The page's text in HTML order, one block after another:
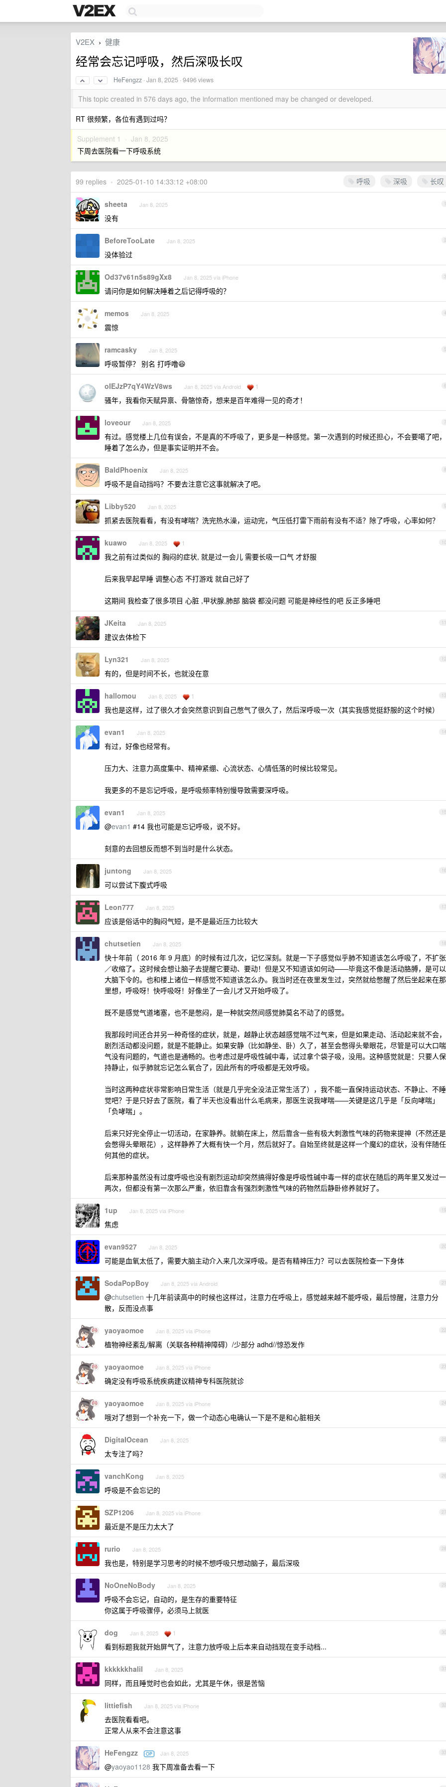
V2EX › 健康
经常会忘记呼吸，然后深吸长叹
HeFengzz ·Jan 8, 2025 · 9496 views
This topic created in 576 days ago, the information mentioned may be changed or developed.
RT 很频繁，各位有遇到过吗？
Supplement 1 · Jan 8, 2025
下周去医院看一下呼吸系统
呼吸 深吸 长叹
99 replies • 2025-01-10 14:33:12 +08:00
1
sheeta Jan 8, 2025
没有
2
BeforeTooLate Jan 8, 2025
没体验过
3
Od37v61n5s89gXx8 Jan 8, 2025 via iPhone
请问你是如何解决睡着之后记得呼吸的？
4
memos Jan 8, 2025
震惊
5
ramcasky Jan 8, 2025
呼吸暂停？ 别名 打呼噜😆
6
oIEJzP7qY4WzV8ws Jan 8, 2025 via Android 1
骚年，我看你天赋异禀、骨骼惊奇，想来是百年难得一见的奇才！
7
loveour Jan 8, 2025
有过。感觉楼上几位有误会，不是真的不呼吸了，更多是一种感觉。第一次遇到的时候还担心，不会要噶了吧，
睡着了怎么办，但是事实证明并不会。
8
BaldPhoenix Jan 8, 2025
呼吸不是自动挡吗？不要去注意它这事就解决了吧。
9
Libby520 Jan 8, 2025
抓紧去医院看看，有没有哮喘？洗完热水澡，运动完，气压低打雷下雨前有没有不适？除了呼吸，心率如何？
10
kuawo Jan 8, 2025 1
我之前有过类似的 胸闷的症状, 就是过一会儿 需要长吸一口气 才舒服
后来我早起早睡 调整心态 不打游戏 就自己好了
这期间 我检查了很多项目 心脏 ,甲状腺,肺部 脑袋 都没问题 可能是神经性的吧 反正多睡吧
11
JKeita Jan 8, 2025
建议去体检下
12
Lyn321 Jan 8, 2025
有的，但是时间不长，也就没在意
13
hallomou Jan 8, 2025 1
我也是这样，过了很久才会突然意识到自己憋气了很久了，然后深呼吸一次（其实我感觉挺舒服的这个时候）
14
evan1 Jan 8, 2025
有过，好像也经常有。
压力大、注意力高度集中、精神紧绷、心流状态、心情低落的时候比较常见。
我更多的不是忘记呼吸，是呼吸频率特别慢导致需要深呼吸。
15
evan1 Jan 8, 2025
@evan1 #14 我也可能是忘记呼吸，说不好。
刻意的去回想反而想不到当时是什么状态。
16
juntong Jan 8, 2025
可以尝试下腹式呼吸
17
Leon777 Jan 8, 2025
应该是俗话中的胸闷气短，是不是最近压力比较大
18
chutsetien Jan 8, 2025
快十年前（ 2016 年 9 月底）的时候有过几次，记忆深刻。就是一下子感觉似乎肺不知道该怎么呼吸了，不扩张
／收缩了。这时候会想让脑子去提醒它要动、要动！但是又不知道该如何动——毕竟这不像是活动胳膊，是可以
大脑下令的。也和楼上诸位一样感觉不知道该怎么办。我当时还在夜里发生过，突然就给憋醒了然后坐起来在那
里想，呼吸呀！快呼吸呀！好像坐了一会儿才又开始呼吸了。
既不是感觉气道堵塞，也不是憋闷，是一种就突然间感觉肺莫名不动了的感觉。
我那段时间还合并另一种奇怪的症状，就是，越静止状态越感觉喘不过气来，但是如果走动、活动起来就不会，
剧烈活动都没问题，就是不能静止。如果安静（比如静坐、卧）久了，甚至会憋得头晕眼花，尽管是可以大口喘
气没有问题的，气道也是通畅的。也考虑过是呼吸性碱中毒，试过拿个袋子吸，没用。这种感觉就是：只要人保
持静止，似乎肺就忘记怎么氧合了，因此所有的呼吸都是无效呼吸。
当时这两种症状非常影响日常生活（就是几乎完全没法正常生活了），我不能一直保持运动状态、不静止、不睡
觉吧？于是只好去了医院，看了半天也没看出什么毛病来，那医生说我哮喘——关键是这几乎是「反向哮喘」
「负哮喘」。
后来只好完全停止一切活动，在家静养。就躺在床上，然后靠含一些有极大刺激性气味的药物来提神（不然还是
会憋得头晕眼花），这样静养了大概有快一个月，然后就好了。自始至终就是这样一个魔幻的症状，没有伴随任
何其他的症状。
后来那种虽然没有过度呼吸也没有剧烈运动却突然搞得好像是呼吸性碱中毒一样的症状在随后的两年里又发过一
两次，但都没有第一次那么严重，依旧靠含有强烈刺激性气味的药物然后静卧修养就好了。
19
1up Jan 8, 2025 via iPhone
焦虑
20
evan9527 Jan 8, 2025
可能是血氧太低了，需要大脑主动介入来几次深呼吸。是否有精神压力？可以去医院检查一下身体
21
SodaPopBoy Jan 8, 2025 via Android
@chutsetien 十几年前读高中的时候也这样过，注意力在呼吸上，感觉越来越不能呼吸，最后惊醒，注意力分
散，反而没点事
22
yaoyaomoe Jan 8, 2025 via iPhone
植物神经紊乱/解离（关联各种精神障碍）/少部分 adhd//惊恐发作
23
yaoyaomoe Jan 8, 2025 via iPhone
确定没有呼吸系统疾病建议精神专科医院就诊
24
yaoyaomoe Jan 8, 2025 via iPhone
哦对了想到一个补充一下，做一个动态心电确认一下是不是和心脏相关
25
DigitaIOcean Jan 8, 2025
太专注了吗？
26
vanchKong Jan 8, 2025
呼吸是不会忘记的
27
SZP1206 Jan 8, 2025 via iPhone
最近是不是压力太大了
28
rurio Jan 8, 2025
我也是，特别是学习思考的时候不想呼吸只想动脑子，最后深吸
29
NoOneNoBody Jan 8, 2025
呼吸不会忘记，自动的，是生存的重要特征
你这属于呼吸骤停，必须马上就医
30
dog Jan 8, 2025 1
看到标题我就开始屏气了，注意力放呼吸上后本来自动挡现在变手动档...
31
kkkkkkhalil Jan 8, 2025
同样，而且睡觉时也会如此，尤其是午休，很是苦恼
32
littiefish Jan 8, 2025 via iPhone
去医院看看吧。
正常人从来不会注意这事
33
HeFengzz OP Jan 8, 2025
@yaoyao1128 我下周准备去看一下